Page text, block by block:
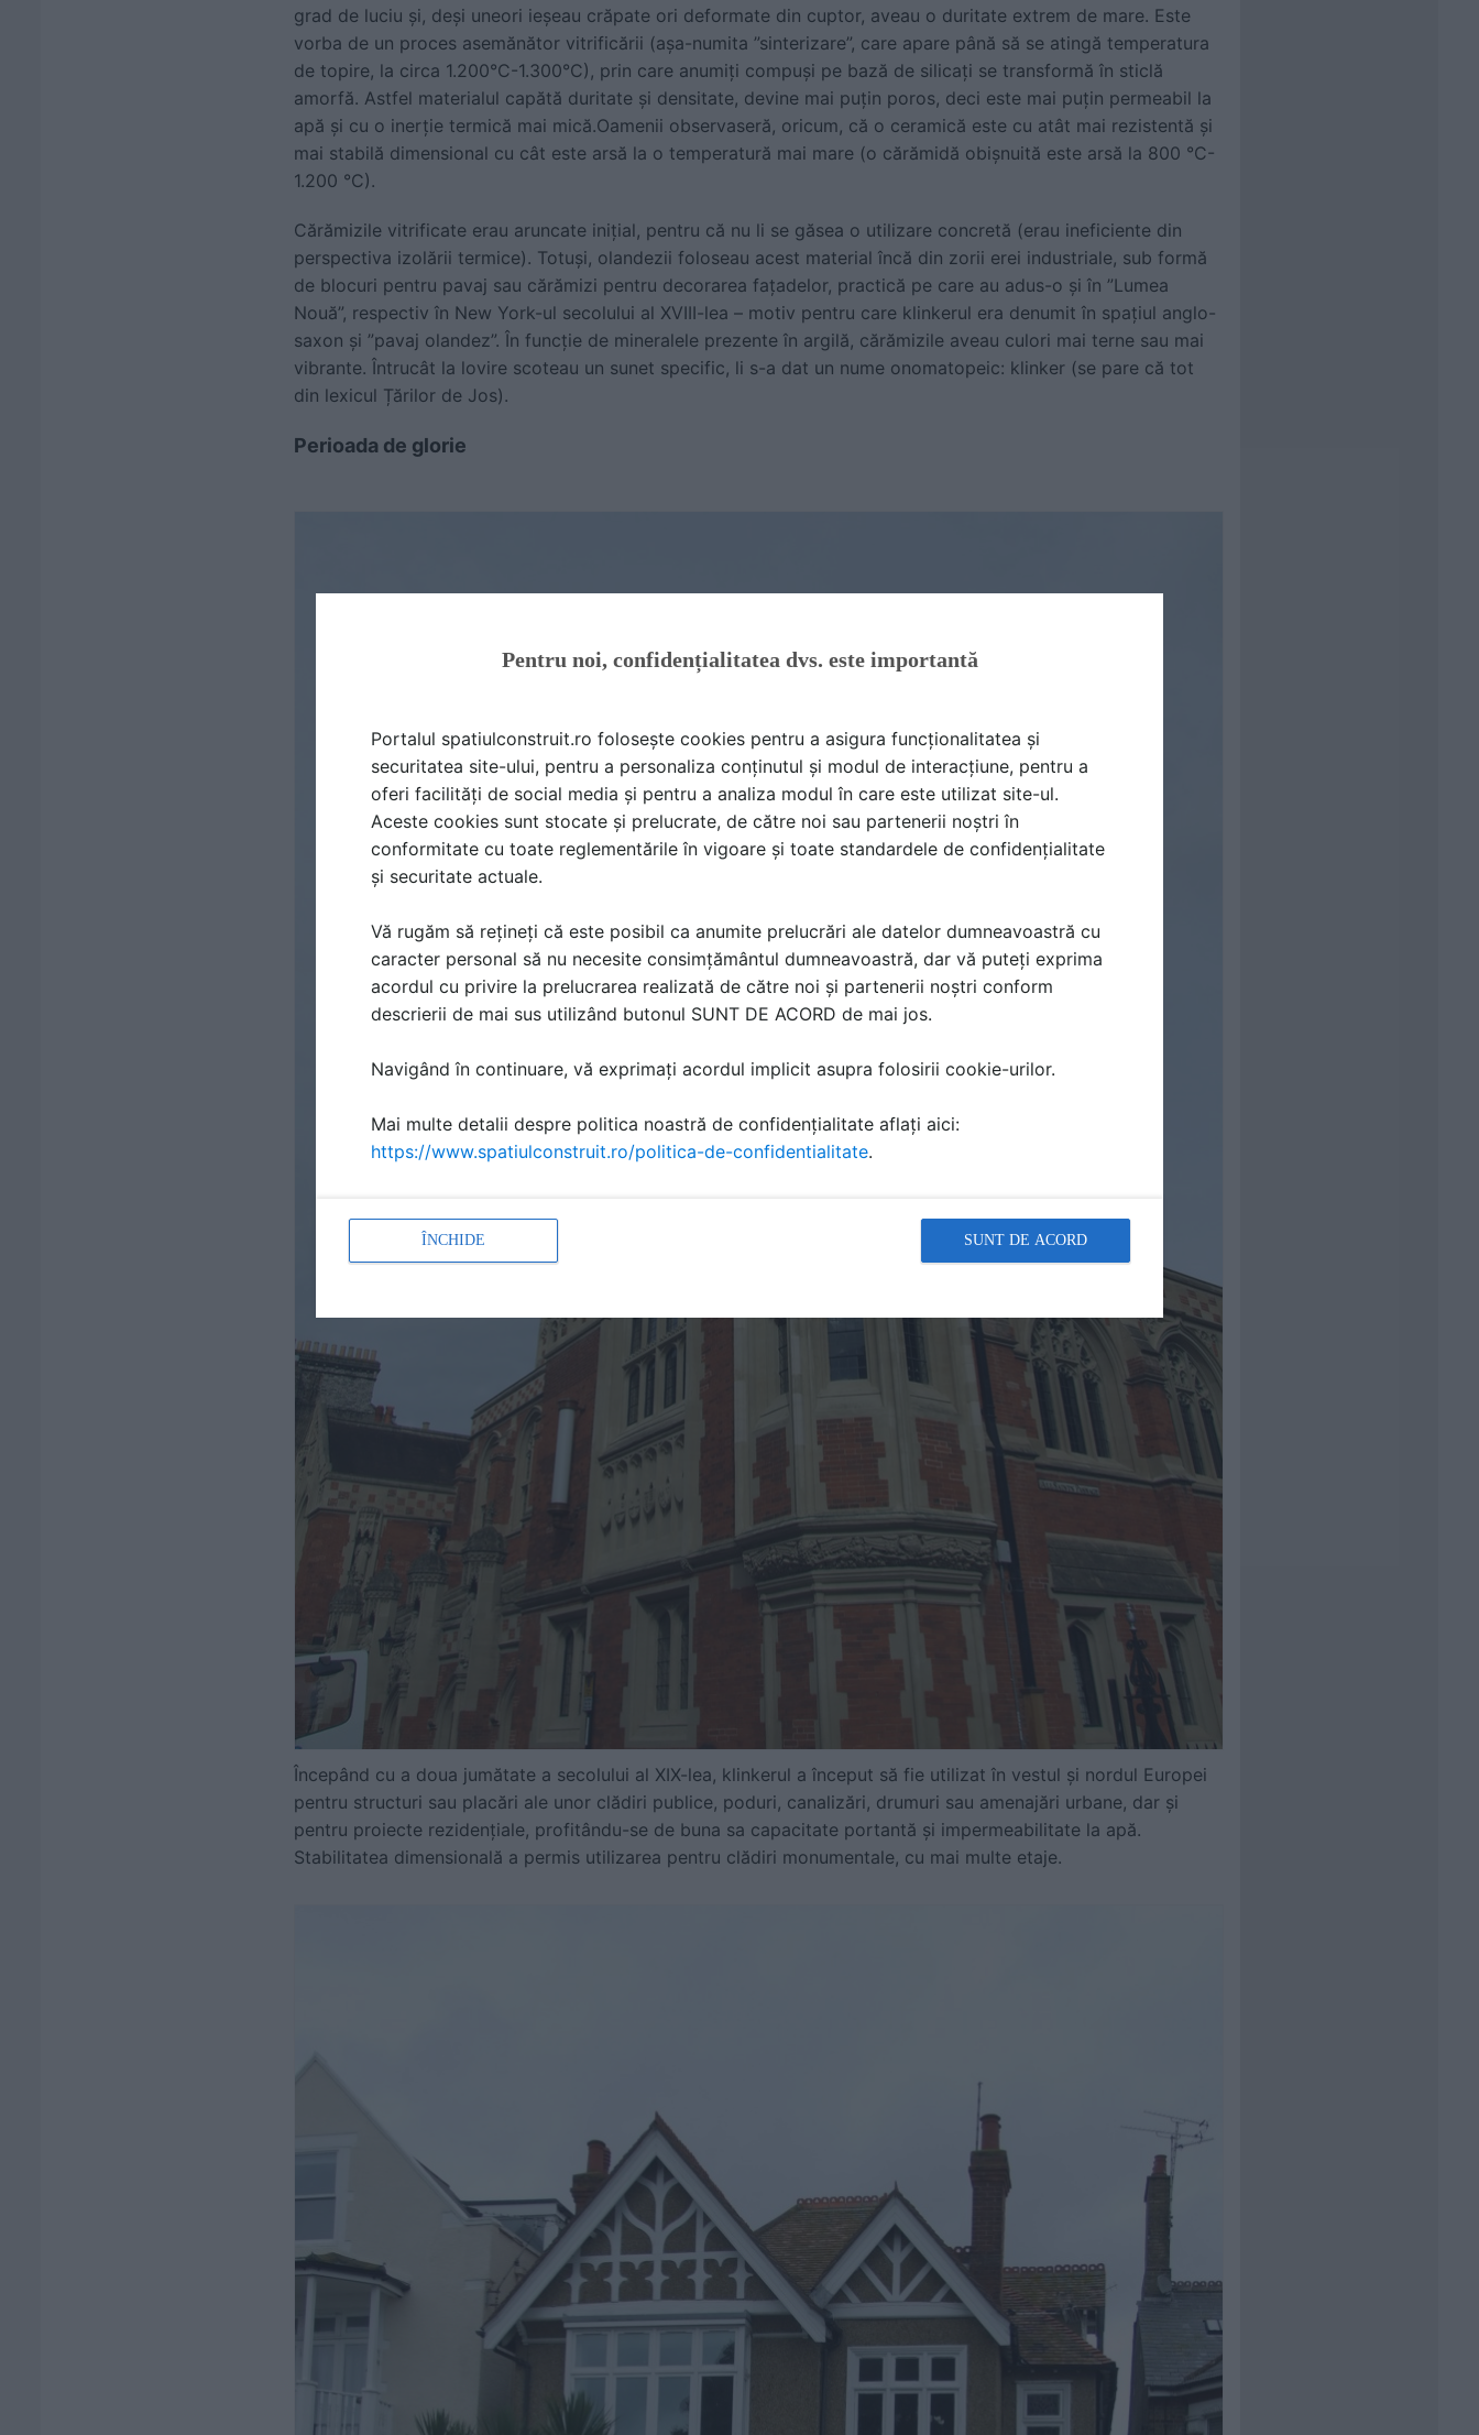
grad de luciu și, deși uneori ieșeau crăpate ori deformate din cuptor, aveau o duritate extrem de mare. Este
vorba de un proces asemănător vitrificării (așa-numita ”sinterizare”, care apare până să se atingă temperatura
de topire, la circa 1.200°C-1.300°C), prin care anumiți compuși pe bază de silicați se transformă în sticlă
amorfă. Astfel materialul capătă duritate și densitate, devine mai puțin poros, deci este mai puțin permeabil la
apă și cu o inerție termică mai mică.Oamenii observaseră, oricum, că o ceramică este cu atât mai rezistentă și
mai stabilă dimensional cu cât este arsă la o temperatură mai mare (o cărămidă obișnuită este arsă la 800 °C-
1.200 °C).
Cărămizile vitrificate erau aruncate inițial, pentru că nu li se găsea o utilizare concretă (erau ineficiente din
perspectiva izolării termice). Totuși, olandezii foloseau acest material încă din zorii erei industriale, sub formă
de blocuri pentru pavaj sau cărămizi pentru decorarea fațadelor, practică pe care au adus-o și în ”Lumea
Nouă”, respectiv în New York-ul secolului al XVIII-lea – motiv pentru care klinkerul era denumit în spațiul anglo-
saxon și ”pavaj olandez”. În funcție de mineralele prezente în argilă, cărămizile aveau culori mai terne sau mai
vibrante. Întrucât la lovire scoteau un sunet specific, li s-a dat un nume onomatopeic: klinker (se pare că tot
din lexicul Țărilor de Jos).
Perioada de glorie
Începând cu a doua jumătate a secolului al XIX-lea, klinkerul a început să fie utilizat în vestul și nordul Europei
pentru structuri sau placări ale unor clădiri publice, poduri, canalizări, drumuri sau amenajări urbane, dar și
pentru proiecte rezidențiale, profitându-se de buna sa capacitate portantă și impermeabilitate la apă.
Stabilitatea dimensională a permis utilizarea pentru clădiri monumentale, cu mai multe etaje.
Pentru noi, confidențialitatea dvs. este importantă
Portalul spatiulconstruit.ro folosește cookies pentru a asigura funcționalitatea și
securitatea site-ului, pentru a personaliza conținutul și modul de interacțiune, pentru a
oferi facilități de social media și pentru a analiza modul în care este utilizat site-ul.
Aceste cookies sunt stocate și prelucrate, de către noi sau partenerii noștri în
conformitate cu toate reglementările în vigoare și toate standardele de confidențialitate
și securitate actuale.
Vă rugăm să rețineți că este posibil ca anumite prelucrări ale datelor dumneavoastră cu
caracter personal să nu necesite consimțământul dumneavoastră, dar vă puteți exprima
acordul cu privire la prelucrarea realizată de către noi și partenerii noștri conform
descrierii de mai sus utilizând butonul SUNT DE ACORD de mai jos.
Navigând în continuare, vă exprimați acordul implicit asupra folosirii cookie-urilor.
Mai multe detalii despre politica noastră de confidențialitate aflați aici:
https://www.spatiulconstruit.ro/politica-de-confidentialitate.
ÎNCHIDE SUNT DE ACORD